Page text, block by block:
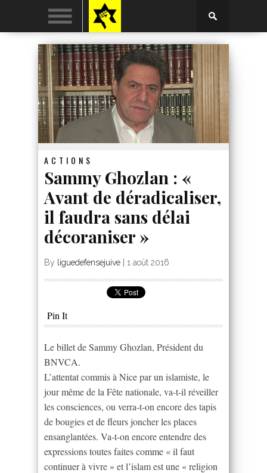
ACTIONS
Sammy Ghozlan : «
Avant de déradicaliser,
il faudra sans délai
décoraniser »
By liguedefensejuive 1 août 2016
Pin It
Le billet de Sammy Ghozlan, Président du
BNVCA.
L’attentat commis à Nice par un islamiste, le
jour même de la Fête nationale, va-t-il réveiller
les consciences, ou verra-t-on encore des tapis
de bougies et de fleurs joncher les places
ensanglantées. Va-t-on encore entendre des
expressions toutes faites comme « il faut
continuer à vivre » et l’islam est une « religion